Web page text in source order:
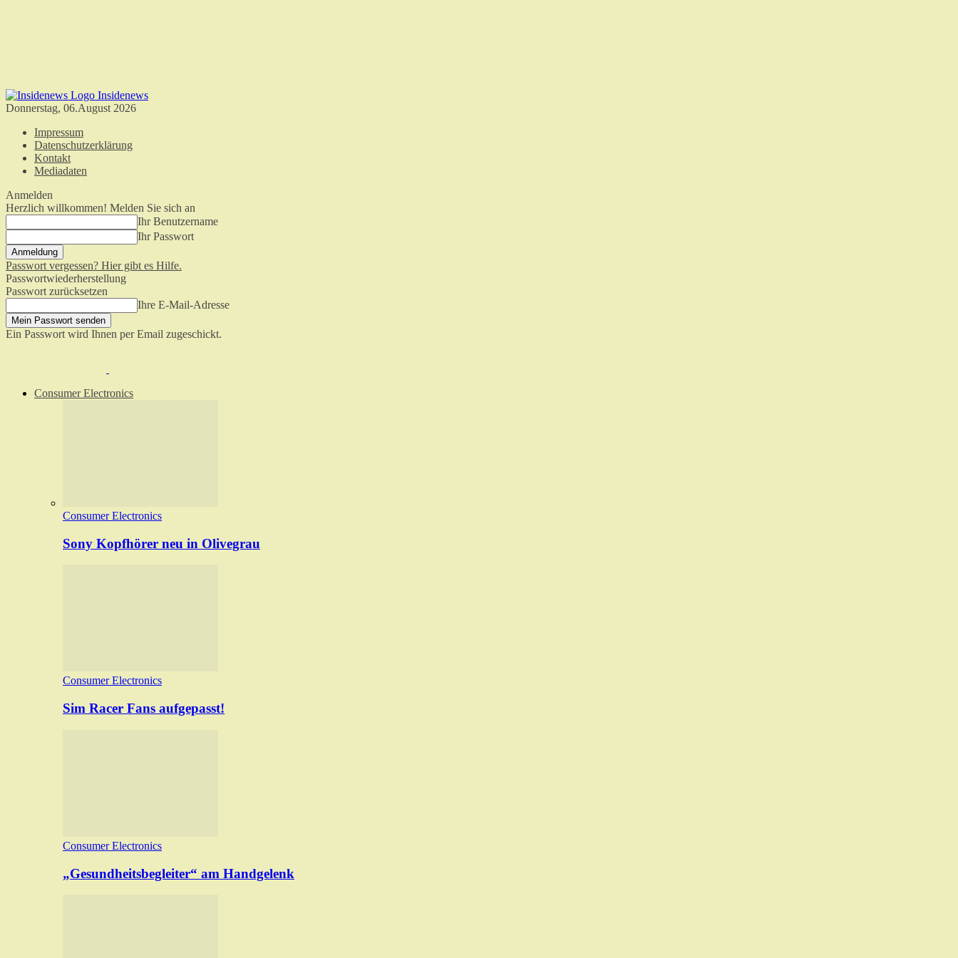
Insidenews
Donnerstag, 06.August 2026
Impressum
Datenschutzerklärung
Kontakt
Mediadaten
Anmelden
Herzlich willkommen! Melden Sie sich an
Ihr Benutzername
Ihr Passwort
Passwort vergessen? Hier gibt es Hilfe.
Passwortwiederherstellung
Passwort zurücksetzen
Ihre E-Mail-Adresse
Ein Passwort wird Ihnen per Email zugeschickt.
Consumer Electronics
Consumer Electronics
Sony Kopfhörer neu in Olivegrau
Consumer Electronics
Sim Racer Fans aufgepasst!
Consumer Electronics
„Gesundheitsbegleiter“ am Handgelenk